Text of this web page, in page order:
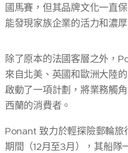
國馬賽，但其品牌文化一直
能發現家族企業的活力和濃
除了原本的法國客層之外，
來自北美、英國和歐洲大陸
啟動了一項計劃，將業務觸
西蘭的消費者。
Ponant 致力於輕探險郵輪旅
期間（12月至3月），其船隊